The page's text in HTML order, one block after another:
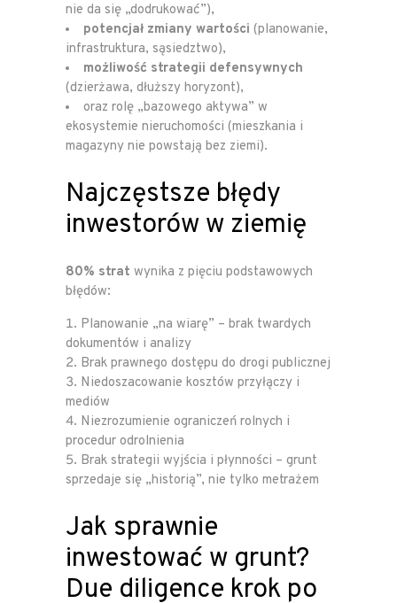
nie da się „dodrukować”),
potencjał zmiany wartości (planowanie,
infrastruktura, sąsiedztwo),
możliwość strategii defensywnych
(dzierżawa, dłuższy horyzont),
oraz rolę „bazowego aktywa” w
ekosystemie nieruchomości (mieszkania i
magazyny nie powstają bez ziemi).
Najczęstsze błędy
inwestorów w ziemię
80% strat wynika z pięciu podstawowych
błędów:
Planowanie „na wiarę” – brak twardych
dokumentów i analizy
Brak prawnego dostępu do drogi publicznej
Niedoszacowanie kosztów przyłączy i
mediów
Niezrozumienie ograniczeń rolnych i
procedur odrolnienia
Brak strategii wyjścia i płynności – grunt
sprzedaje się „historią”, nie tylko metrażem
Jak sprawnie
inwestować w grunt?
Due diligence krok po